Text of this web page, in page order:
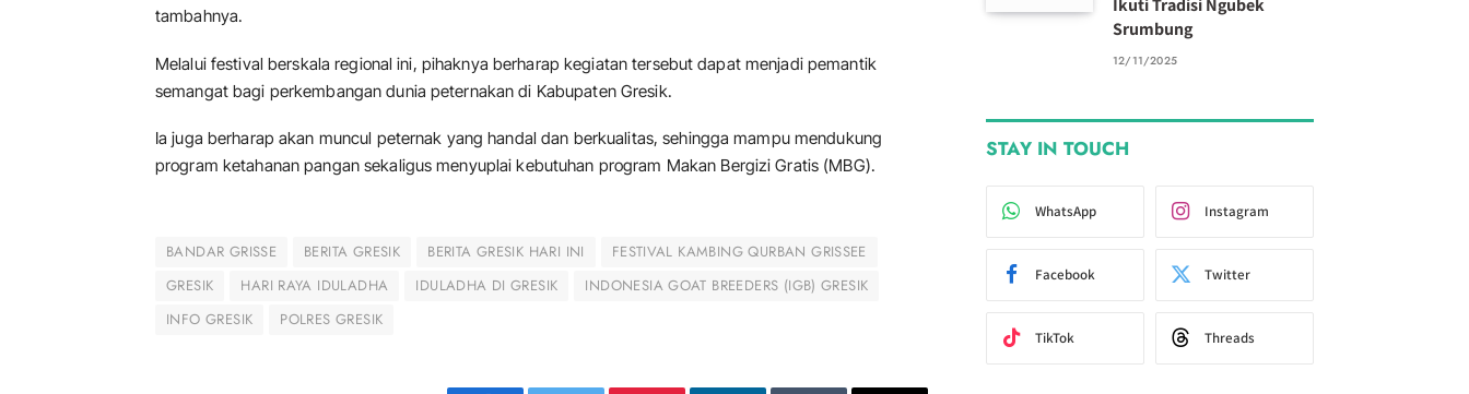
tambahnya.
Melalui festival berskala regional ini, pihaknya berharap kegiatan tersebut dapat menjadi pemantik
semangat bagi perkembangan dunia peternakan di Kabupaten Gresik.
Ia juga berharap akan muncul peternak yang handal dan berkualitas, sehingga mampu mendukung
program ketahanan pangan sekaligus menyuplai kebutuhan program Makan Bergizi Gratis (MBG).
BANDAR GRISSE BERITA GRESIK BERITA GRESIK HARI INI
FESTIVAL KAMBING QURBAN GRISSEE
GRESIK
HARI RAYA IDULADHA IDULADHA DI GRESIK
INDONESIA GOAT BREEDERS (IGB) GRESIK
INFO GRESIK
POLRES GRESIK
Srumbung
12/11/2025
STAY IN TOUCH
WhatsApp Instagram
Facebook Twitter
TikTok Threads